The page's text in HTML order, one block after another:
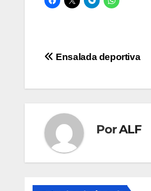
Navegación
Ensalada deportiva
PorALF